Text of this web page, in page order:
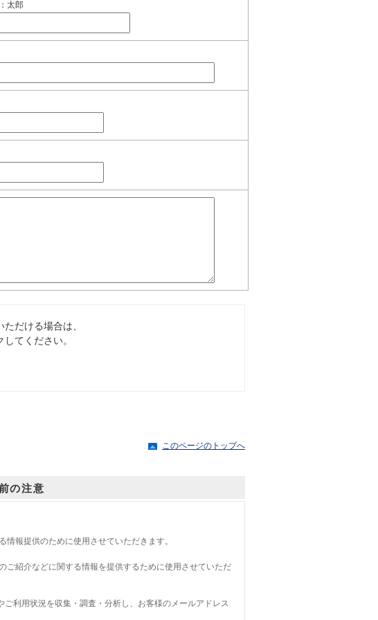
太郎
ただける場合は、
てください。
このページのトップへ
の注意
報提供のために使用させていただきます。
ご紹介などに関する情報を提供するために使用させていただ
利用状況を収集・調査・分析し、お客様のメールアドレス